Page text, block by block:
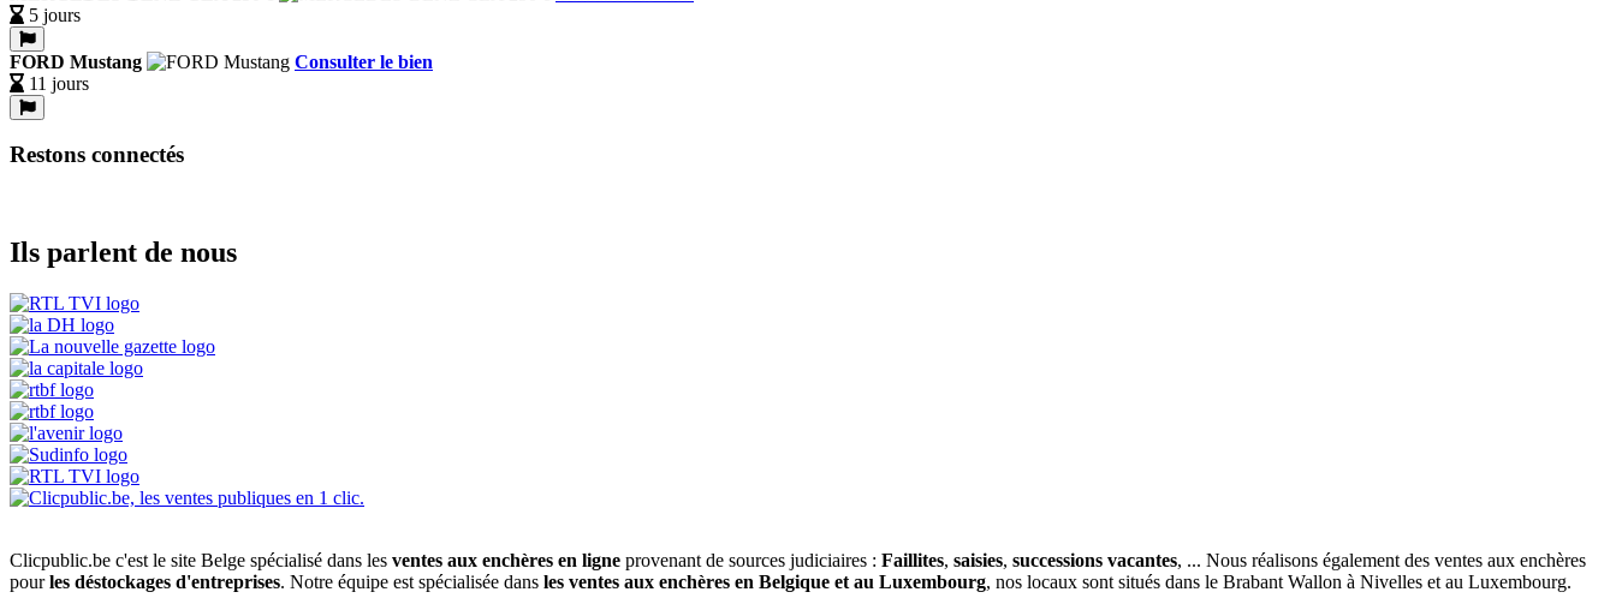
5 jours
FORD Mustang
Consulter le bien
11 jours
Restons connectés
Ils parlent de nous
Clicpublic.be c'est le site Belge spécialisé dans les ventes aux enchères en ligne provenant de sources judiciaires : Faillites, saisies, successions vacantes, ... Nous réalisons également des ventes aux enchères
pourles déstockages d'entreprises. Notre équipe est spécialisée dans les ventes aux enchères en Belgique et au Luxembourg, nos locaux sont situés dans le Brabant Wallon à Nivelles et au Luxembourg.